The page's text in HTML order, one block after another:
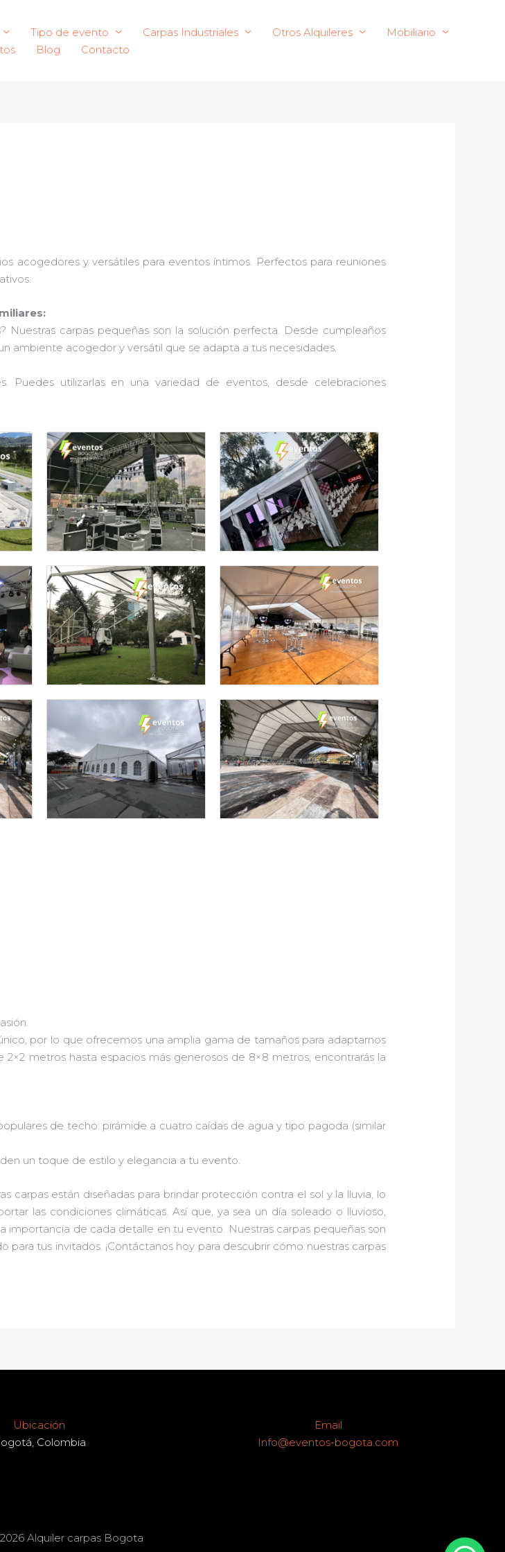
Tipo de evento Carpas Industriales Otros Alquileres
Mobiliario
Blog Contacto
acogedores y versátiles para eventos íntimos. Perfectos para reuniones
Nuestras carpas pequeñas son la solución perfecta. Desde cumpleaños
ambiente acogedor y versátil que se adapta a tus necesidades.
Puedes utilizarlas en una variedad de eventos, desde celebraciones
por lo que ofrecemos una amplia gama de tamaños para adaptarnos
metros hasta espacios más generosos de 8×8 metros, encontrarás la
de techo: pirámide a cuatro caídas de agua y tipo pagoda (similar
un toque de estilo y elegancia a tu evento.
carpas están diseñadas para brindar protección contra el sol y la lluvia, lo
las condiciones climáticas. Así que, ya sea un día soleado o lluvioso,
importancia de cada detalle en tu evento. Nuestras carpas pequeñas son
tus invitados. ¡Contáctanos hoy para descubrir cómo nuestras carpas
Ubicación
Colombia
Email
Info@eventos-bogota.com
Alquiler carpas Bogota